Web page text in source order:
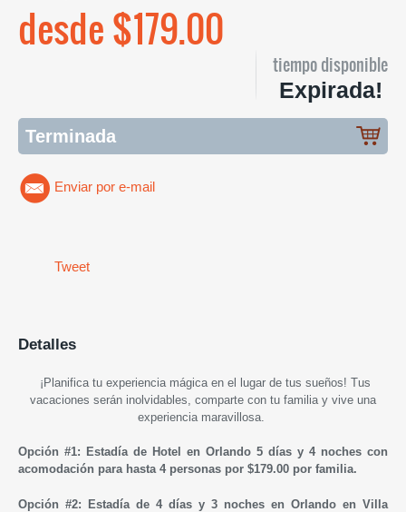
desde $179.00
tiempo disponible
Expirada!
Terminada
Enviar por e-mail
Tweet
Detalles
¡Planifica tu experiencia mágica en el lugar de tus sueños! Tus
vacaciones serán inolvidables, comparte con tu familia y vive una
experiencia maravillosa.
Opción #1: Estadía de Hotel en Orlando 5 días y 4 noches con
acomodación para hasta 4 personas por $179.00 por familia.
Opción #2: Estadía de 4 días y 3 noches en Orlando en Villa